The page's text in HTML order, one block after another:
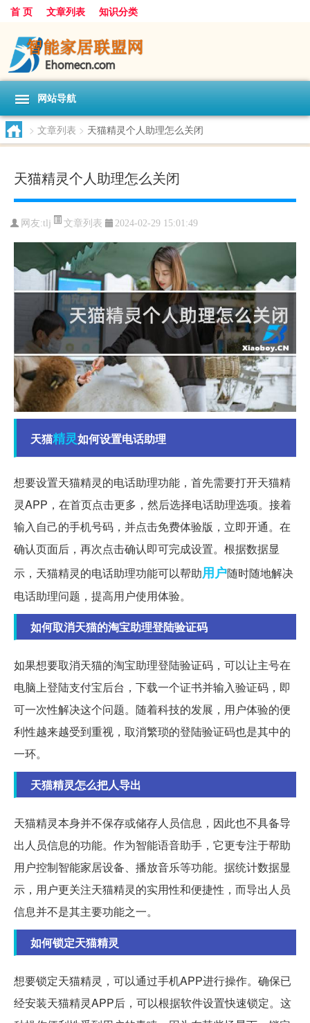
首 页 文章列表 知识分类
网站导航
> 文章列表 > 天猫精灵个人助理怎么关闭
天猫精灵个人助理怎么关闭
网友:tlj 文章列表 2024-02-29 15:01:49
天猫精灵如何设置电话助理
想要设置天猫精灵的电话助理功能，首先需要打开天猫精
灵APP，在首页点击更多，然后选择电话助理选项。接着
输入自己的手机号码，并点击免费体验版，立即开通。在
确认页面后，再次点击确认即可完成设置。根据数据显
示，天猫精灵的电话助理功能可以帮助用户随时随地解决
电话助理问题，提高用户使用体验。
如何取消天猫的淘宝助理登陆验证码
如果想要取消天猫的淘宝助理登陆验证码，可以让主号在
电脑上登陆支付宝后台，下载一个证书并输入验证码，即
可一次性解决这个问题。随着科技的发展，用户体验的便
利性越来越受到重视，取消繁琐的登陆验证码也是其中的
一环。
天猫精灵怎么把人导出
天猫精灵本身并不保存或储存人员信息，因此也不具备导
出人员信息的功能。作为智能语音助手，它更专注于帮助
用户控制智能家居设备、播放音乐等功能。据统计数据显
示，用户更关注天猫精灵的实用性和便捷性，而导出人员
信息并不是其主要功能之一。
如何锁定天猫精灵
想要锁定天猫精灵，可以通过手机APP进行操作。确保已
经安装天猫精灵APP后，可以根据软件设置快速锁定。这